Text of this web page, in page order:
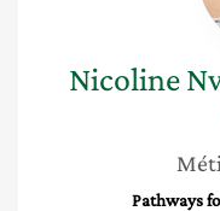
Nicoline
Pathways